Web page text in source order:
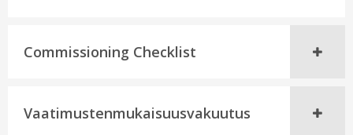
Commissioning Checklist
Vaatimustenmukaisuusvakuutus